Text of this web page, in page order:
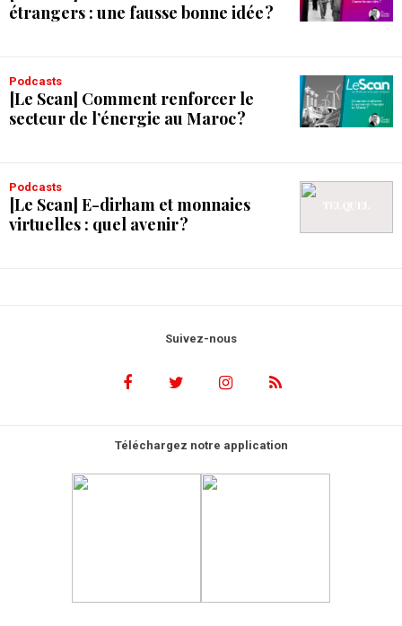
étrangers : une fausse bonne idée ?
Podcasts
[Le Scan] Comment renforcer le
secteur de l’énergie au Maroc ?
Podcasts
[Le Scan] E-dirham et monnaies
virtuelles : quel avenir ?
Suivez-nous
Téléchargez notre application